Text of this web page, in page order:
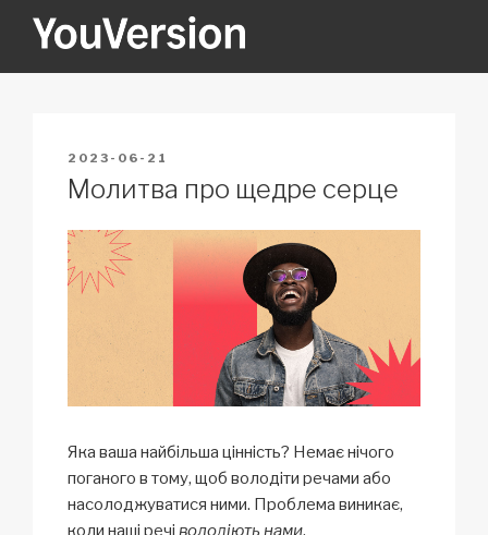
YOUVERSION
POSTED
ON
2023-06-21
Молитва про щедре серце
Яка ваша найбільша цінність? Немає нічого
поганого в тому, щоб володіти речами або
насолоджуватися ними. Проблема виникає,
коли наші речі володіють нами.